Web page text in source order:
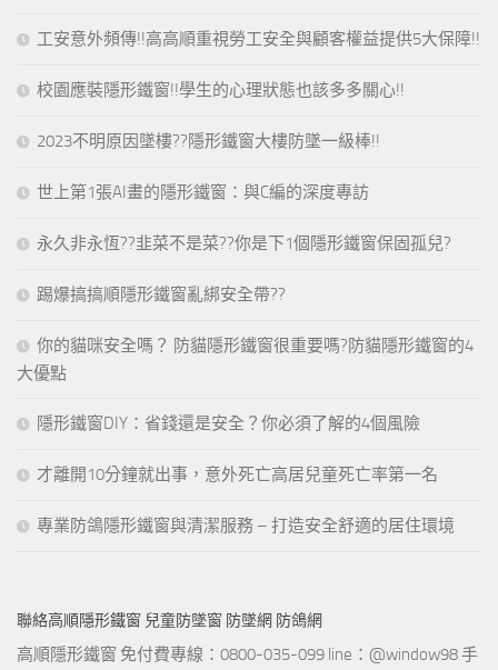
工安意外頻傳!!高高順重視勞工安全與顧客權益提供5大保障!!
校園應裝隱形鐵窗!!學生的心理狀態也該多多關心!!
2023不明原因墜樓??隱形鐵窗大樓防墜一級棒!!
世上第1張AI畫的隱形鐵窗：與C編的深度專訪
永久非永恆??韭菜不是菜??你是下1個隱形鐵窗保固孤兒?
踢爆搞搞順隱形鐵窗亂綁安全帶??
你的貓咪安全嗎？ 防貓隱形鐵窗很重要嗎?防貓隱形鐵窗的4
大優點
隱形鐵窗DIY：省錢還是安全？你必須了解的4個風險
才離開10分鐘就出事，意外死亡高居兒童死亡率第一名
專業防鴿隱形鐵窗與清潔服務 – 打造安全舒適的居住環境
聯絡高順隱形鐵窗 兒童防墜窗 防墜網 防鴿網
高順隱形鐵窗 免付費專線：0800-035-099 line：@window98 手